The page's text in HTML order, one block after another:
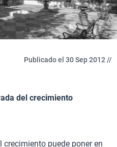
Publicado el 30 Sep 2012 //
del crecimiento
crecimiento puede poner en